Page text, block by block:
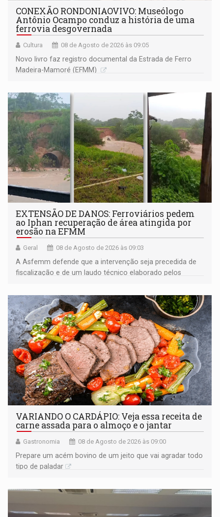
CONEXÃO RONDONIAOVIVO: Museólogo
Antônio Ocampo conduz a história de uma
ferrovia desgovernada
Cultura 08 de Agosto de 2026 às 09:05
Novo livro faz registro documental da Estrada de Ferro
Madeira-Mamoré (EFMM)
EXTENSÃO DE DANOS: Ferroviários pedem
ao Iphan recuperação de área atingida por
erosão na EFMM
Geral 08 de Agosto de 2026 às 09:03
A Asfemm defende que a intervenção seja precedida de
fiscalização e de um laudo técnico elaborado pelos
VARIANDO O CARDÁPIO: Veja essa receita de
carne assada para o almoço e o jantar
Gastronomia 08 de Agosto de 2026 às 09:00
Prepare um acém bovino de um jeito que vai agradar todo
tipo de paladar